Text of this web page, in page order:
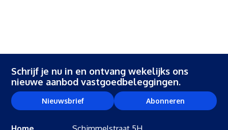
Schrijf je nu in en ontvang wekelijks ons
nieuwe aanbod vastgoedbeleggingen.
Nieuwsbrief Abonneren